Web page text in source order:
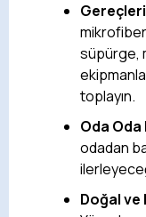
Gereçleri
süpürge,
toplayın.
Oda Oda
odadan
Doğal